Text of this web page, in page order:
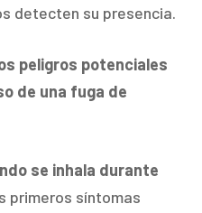
detecten su presencia.
peligros potenciales
de una fuga de
se inhala durante
primeros síntomas